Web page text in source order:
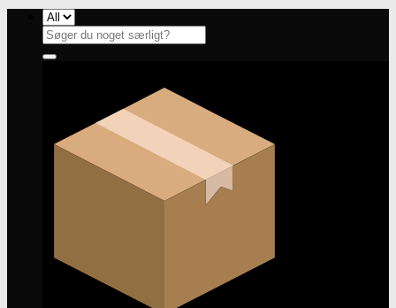
Fortsæt
indhold
Søg
efter: